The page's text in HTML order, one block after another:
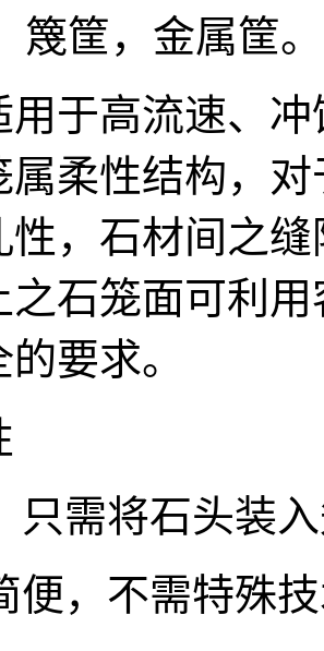
篾筐，金属筐。
用于高流速、
属柔性结构，
性，石材间之
之石笼面可利
要求。
只需将石头装
便，不需特殊